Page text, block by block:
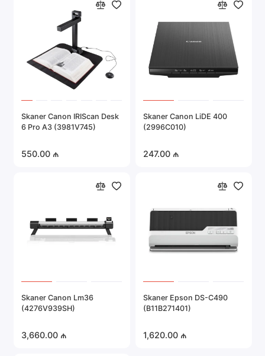
Skaner Canon IRIScan Desk
6 Pro A3 (3981V745)
550.00 ₼
Skaner Canon LiDE 400
(2996C010)
247.00 ₼
Skaner Canon Lm36
(4276V939SH)
3,660.00 ₼
Skaner Epson DS-C490
(B11B271401)
1,620.00 ₼